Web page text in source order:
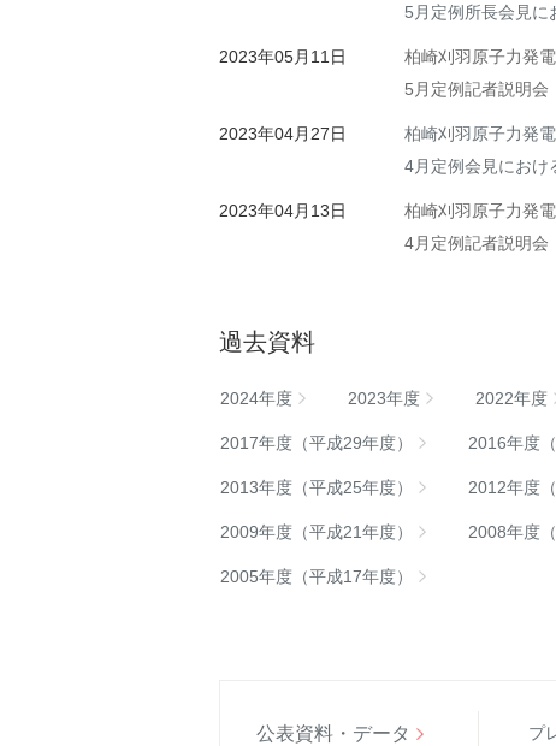
5月定例所長会見に
2023年05月11日
柏崎刈羽原子力発
5月定例記者説明会
2023年04月27日
柏崎刈羽原子力発
4月定例会見におけ
2023年04月13日
柏崎刈羽原子力発
4月定例記者説明会
過去資料
2024年度 2023年度 2022年度
2017年度（平成29年度） 2016年度
2013年度（平成25年度） 2012年度
2009年度（平成21年度） 2008年度
2005年度（平成17年度）
公表資料・データ プ